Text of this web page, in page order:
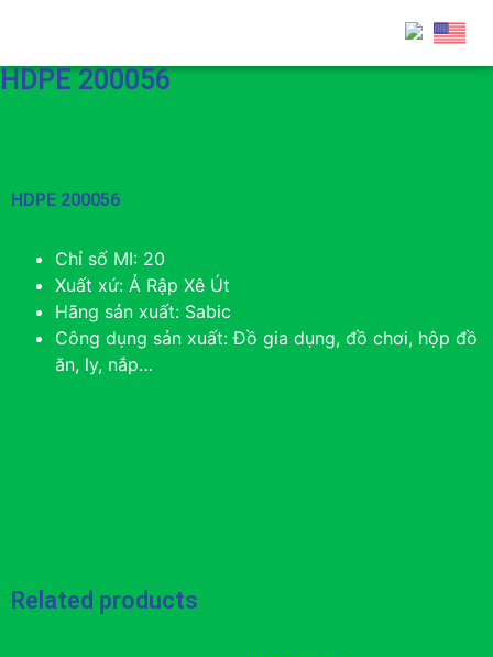
HDPE 200056
HDPE 200056
Chỉ số MI: 20
Xuất xứ: Ả Rập Xê Út
Hãng sản xuất: Sabic
Công dụng sản xuất: Đồ gia dụng, đồ chơi, hộp đồ
ăn, ly, nắp…
Related products